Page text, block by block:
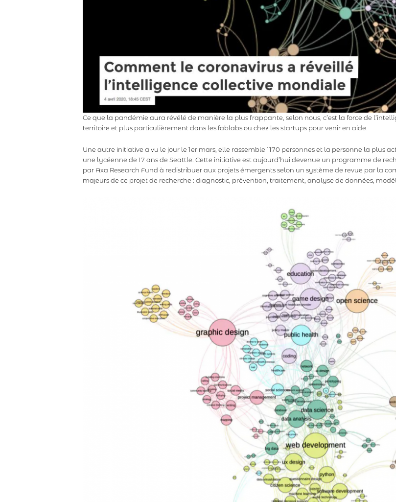
Ce que la pandémie aura révélé de manière la plus frappante, selon nous, c’est la force de
territoire et plus particulièrement dans les fablabs ou chez les startups pour venir en aide.
Une autre initiative a vu le jour le 1er mars, elle rassemble 1170 personnes et la personne la plus
une lycéenne de 17 ans de Seattle. Cette initiative est aujourd’hui devenue un programme de
par Axa Research Fund à redistribuer aux projets émergents selon un système de revue par la
majeurs de ce projet de recherche : diagnostic, prévention, traitement, analyse de données,